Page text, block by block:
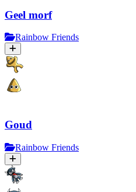
Geel morf
Rainbow Friends
Goud
Rainbow Friends